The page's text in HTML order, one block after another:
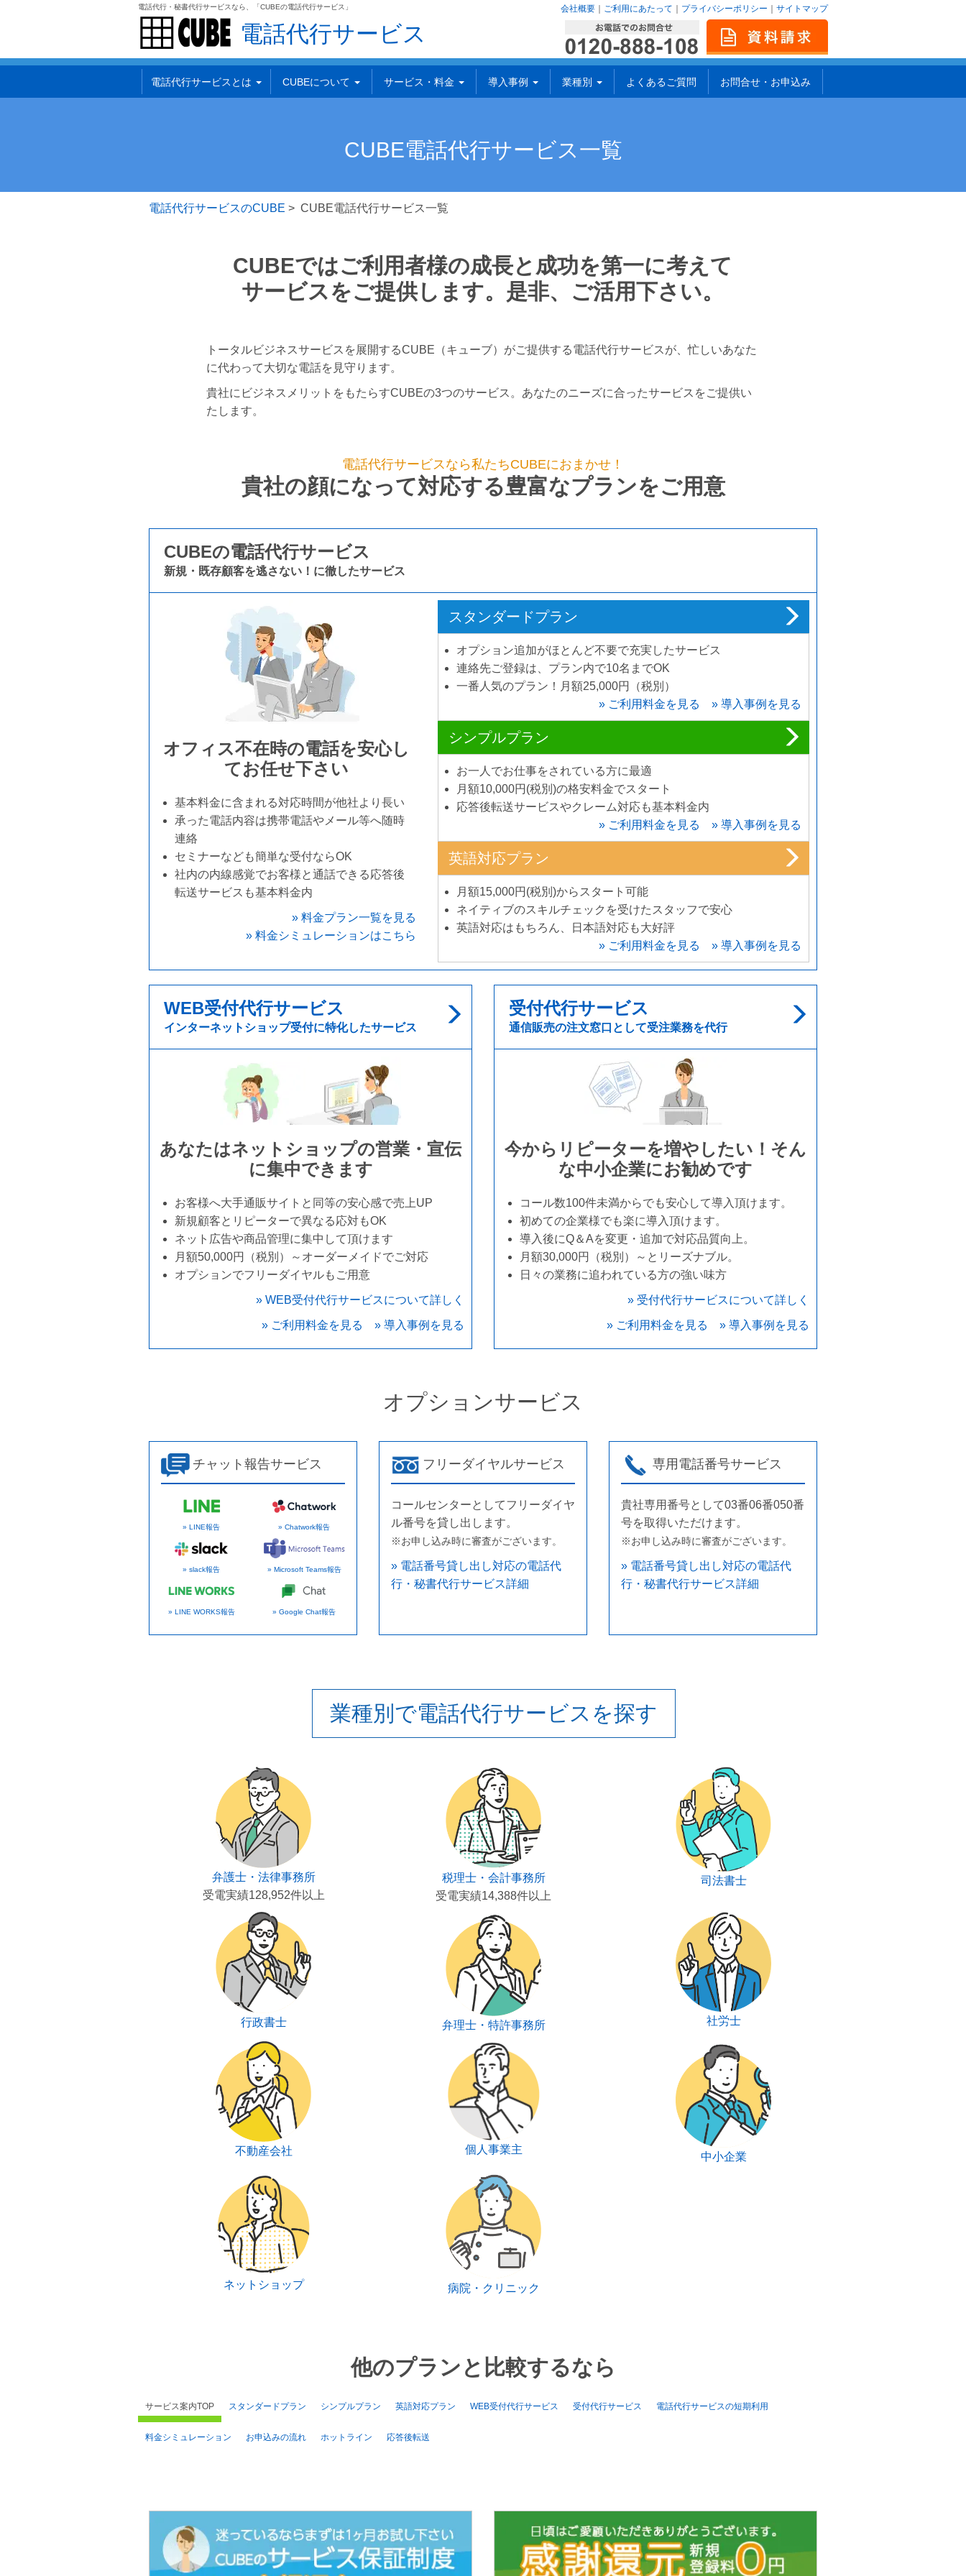
電話代行・秘書代行サービスなら、「CUBEの電話代行サービス」
電話代行サービス
会社概要 ご利用にあたって プライバシーポリシー サイトマップ
電話代行サービスとは CUBEについて サービス・料金 導入事例 業種別 よくあるご質問 お問合せ・お申込み
CUBE電話代行サービス一覧
電話代行サービスのCUBE > CUBE電話代行サービス一覧
CUBEではご利用者様の成長と成功を第一に考えて
サービスをご提供します。是非、ご活用下さい。
トータルビジネスサービスを展開するCUBE（キューブ）がご提供する電話代行サービスが、忙しいあなた
に代わって大切な電話を見守ります。
貴社にビジネスメリットをもたらすCUBEの3つのサービス。あなたのニーズに合ったサービスをご提供い
たします。
電話代行サービスなら私たちCUBEにおまかせ！
貴社の顔になって対応する豊富なプランをご用意
CUBEの電話代行サービス
新規・既存顧客を逃さない！に徹したサービス
オフィス不在時の電話を安心し
てお任せ下さい
基本料金に含まれる対応時間が他社より長い
承った電話内容は携帯電話やメール等へ随時
連絡
セミナーなども簡単な受付ならOK
社内の内線感覚でお客様と通話できる応答後
転送サービスも基本料金内
» 料金プラン一覧を見る
» 料金シミュレーションはこちら
スタンダードプラン
オプション追加がほとんど不要で充実したサービス
連絡先ご登録は、プラン内で10名までOK
一番人気のプラン！月額25,000円（税別）
» ご利用料金を見る
» 導入事例を見る
シンプルプラン
お一人でお仕事をされている方に最適
月額10,000円(税別)の格安料金でスタート
応答後転送サービスやクレーム対応も基本料金内
» ご利用料金を見る
» 導入事例を見る
英語対応プラン
月額15,000円(税別)からスタート可能
ネイティブのスキルチェックを受けたスタッフで安心
英語対応はもちろん、日本語対応も大好評
» ご利用料金を見る
» 導入事例を見る
WEB受付代行サービス
インターネットショップ受付に特化したサービス
あなたはネットショップの営業・宣伝
に集中できます
お客様へ大手通販サイトと同等の安心感で売上UP
新規顧客とリピーターで異なる応対もOK
ネット広告や商品管理に集中して頂けます
月額50,000円（税別）～オーダーメイドでご対応
オプションでフリーダイヤルもご用意
» WEB受付代行サービスについて詳しく
» ご利用料金を見る » 導入事例を見る
受付代行サービス
通信販売の注文窓口として受注業務を代行
今からリピーターを増やしたい！そん
な中小企業にお勧めです
コール数100件未満からでも安心して導入頂けます。
初めての企業様でも楽に導入頂けます。
導入後にQ＆Aを変更・追加で対応品質向上。
月額30,000円（税別）～とリーズナブル。
日々の業務に追われている方の強い味方
» 受付代行サービスについて詳しく
» ご利用料金を見る » 導入事例を見る
オプションサービス
チャット報告サービス
» LINE報告 » Chatwork報告
» slack報告 » Microsoft Teams報告
» LINE WORKS報告 » Google Chat報告
フリーダイヤルサービス
コールセンターとしてフリーダイヤ
ル番号を貸し出します。
※お申し込み時に審査がございます。
» 電話番号貸し出し対応の電話代
行・秘書代行サービス詳細
専用電話番号サービス
貴社専用番号として03番06番050番
号を取得いただけます。
※お申し込み時に審査がございます。
» 電話番号貸し出し対応の電話代
行・秘書代行サービス詳細
業種別で電話代行サービスを探す
弁護士・法律事務所
受電実績128,952件以上
税理士・会計事務所
受電実績14,388件以上
司法書士
行政書士 弁理士・特許事務所 社労士
不動産会社 個人事業主
中小企業
ネットショップ 病院・クリニック
他のプランと比較するなら
サービス案内TOP スタンダードプラン シンプルプラン 英語対応プラン WEB受付代行サービス 受付代行サービス 電話代行サービスの短期利用
料金シミュレーション お申込みの流れ ホットライン 応答後転送